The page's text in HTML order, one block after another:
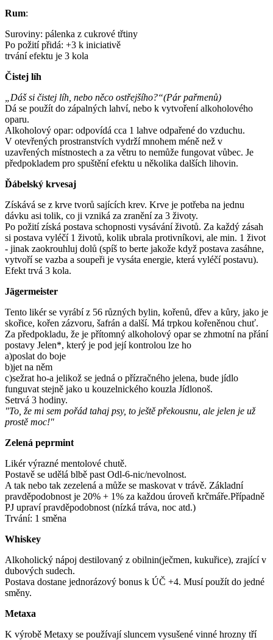
Rum:
Suroviny: pálenka z cukrové třtiny
Po požití přidá: +3 k iniciativě
trvání efektu je 3 kola
Čistej líh
„Dáš si čistej líh, nebo něco ostřejšího?“(Pár pařmenů)
Dá se použít do zápalných lahví, nebo k vytvoření alkoholového
oparu.
Alkoholový opar: odpovídá cca 1 lahve odpařené do vzduchu.
V otevřených prostranstvích vydrží mnohem méně než v
uzavřených místnostech a za větru to nemůže fungovat vůbec. Je
předpokladem pro spuštění efektu u několika dalších lihovin.
Ďábelský krvesaj
Získává se z krve tvorů sajících krev. Krve je potřeba na jednu
dávku asi tolik, co ji vzniká za zranění za 3 životy.
Po požití získá postava schopnosti vysávání životů. Za každý zásah
si postava vyléčí 1 životů, kolik ubrala protivníkovi, ale min. 1 život
- jinak zaokrouhluj dolů (spíš to berte jakože když postava zasáhne,
vytvoří se vazba a soupeři je vysáta energie, která vyléčí postavu).
Efekt trvá 3 kola.
Jägermeister
Tento likér se vyrábí z 56 různých bylin, kořenů, dřev a kůry, jako je
skořice, kořen zázvoru, šafrán a další. Má trpkou kořeněnou chuť.
Za předpokladu, že je přítomný alkoholový opar se zhmotní na přání
postavy Jelen*, který je pod její kontrolou lze ho
a)poslat do boje
b)jet na něm
c)sežrat ho-a jelikož se jedná o přízračného jelena, bude jídlo
funguvat stejně jako u kouzelnického kouzla Jídlonoš.
Setrvá 3 hodiny.
"To, že mi sem pořád tahaj psy, to ještě překousnu, ale jelen je už
prostě moc!"
Zelená peprmint
Likér výrazné mentolové chutě.
Postavě se udělá blbě past Odl-6-nic/nevolnost.
A tak nebo tak zezelená a může se maskovat v trávě. Základní
pravděpodobnost je 20% + 1% za každou úroveň krčmáře.Případně
PJ upraví pravděpodobnost (nízká tráva, noc atd.)
Trvání: 1 směna
Whiskey
Alkoholický nápoj destilovaný z obilnin(ječmen, kukuřice), zrající v
dubových sudech.
Postava dostane jednorázový bonus k ÚČ +4. Musí použít do jedné
směny.
Metaxa
K výrobě Metaxy se používají sluncem vysušené vinné hrozny tří